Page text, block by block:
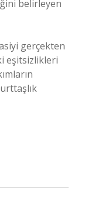
belirleyen
gerçekten
eşitsizlikleri